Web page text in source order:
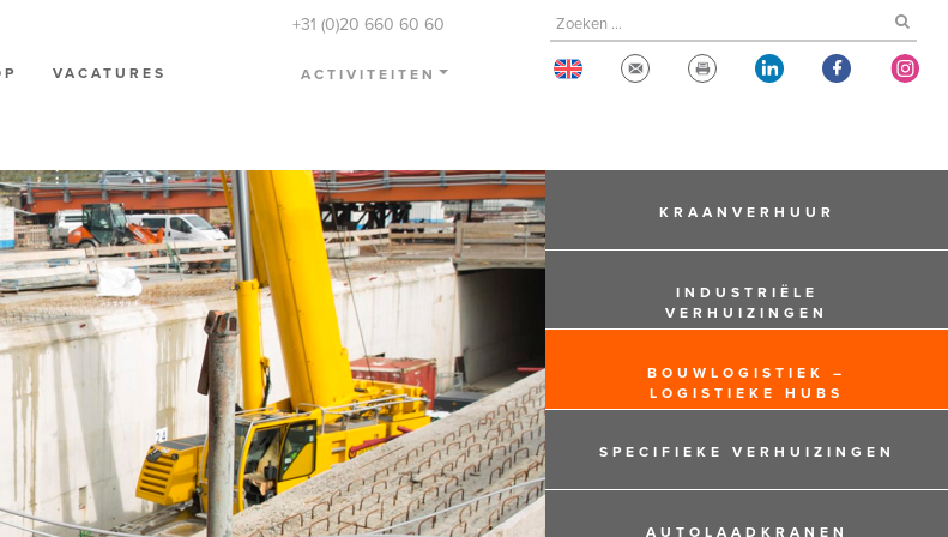
VACATURES
+31 (0)20 660 60 60
ACTIVITEITEN
KRAANVERHUUR
INDUSTRIËLE
VERHUIZINGEN
BOUWLOGISTIEK –
LOGISTIEKE HUBS
SPECIFIEKE VERHUIZINGEN
AUTOLAADKRANEN